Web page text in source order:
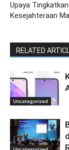
Upaya Tingkatkan
Kesejahteraan
RELATED
Uncategorized